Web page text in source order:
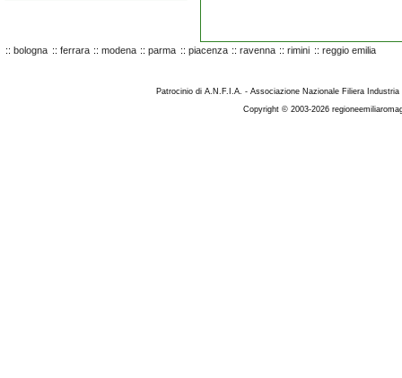
:: bologna :: ferrara :: modena :: parma :: piacenza :: ravenna :: rimini :: reggio emilia
Patrocinio di A.N.F.I.A. - Associazione Nazionale Filiera
Copyright © 2003-2026